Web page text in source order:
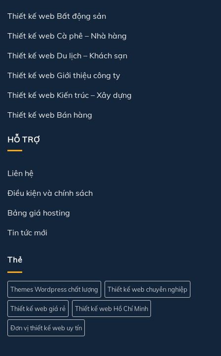
Thiết kế web Bất động sản
Thiết kế web Cà phê – Nhà hàng
Thiết kế web Du lịch – Khách sạn
Thiết kế web Giới thiệu công ty
Thiết kế web Kiến trúc – Xây dựng
Thiết kế web Bán hàng
HỖ TRỢ
Liên hệ
Điều kiện và chính sách
Bảng giá hosting
Tin tức mới
Thẻ
Themes Wordpress chất lượng Thiết kế web chuyên nghiệp
Thiết kế web giá rẻ Thiết kế web Hồ Chí Minh
Đơn vị thiết kế web uy tín